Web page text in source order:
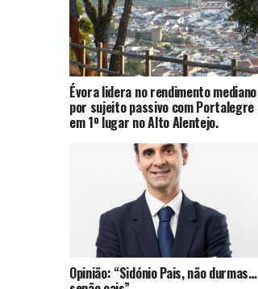
Évora lidera no rendimento mediano
por sujeito passivo com Portalegre
em 1º lugar no Alto Alentejo.
Opinião: “Sidónio Pais, não durmas…